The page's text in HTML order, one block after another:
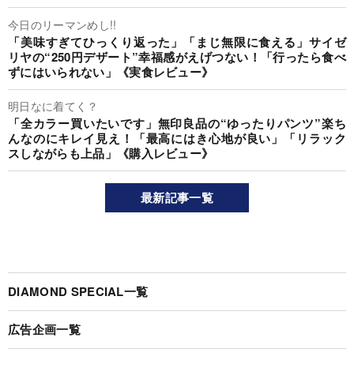
今日のリーマンめし!!
「美味すぎてひっくり返った」「まじ無限に食える」サイゼ
リヤの“250円デザート”幸福感がえげつない！「行ったら食べ
ずにはいられない」《実食レビュー》
明日なに着てく？
「全カラー買いたいです」無印良品の“ゆったりパンツ”楽ち
んなのにキレイ見え！「最高にはき心地が良い」「リラック
スしながらも上品」《購入レビュー》
最新記事一覧
DIAMOND SPECIAL一覧
広告企画一覧